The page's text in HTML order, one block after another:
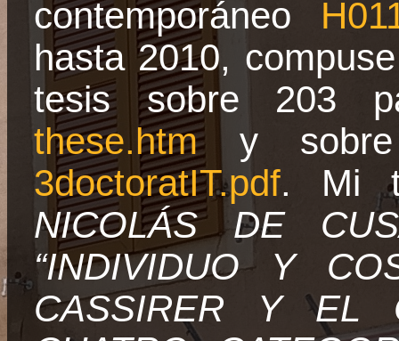
contemporáneo
hasta 2010,
tesis sobre 203
these.htmy sobre
3doctoratIT.pdf. Mi
NICOLÁS DE
“INDIVIDUO Y
CASSIRER Y EL